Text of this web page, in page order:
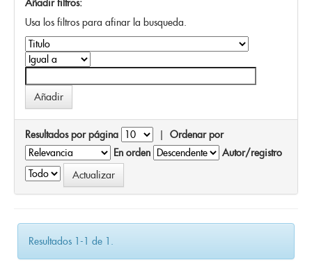
Usa los filtros para afinar la busqueda.
Resultados por página | Ordenar por
En orden
Autor/registro
Resultados 1-1 de 1.